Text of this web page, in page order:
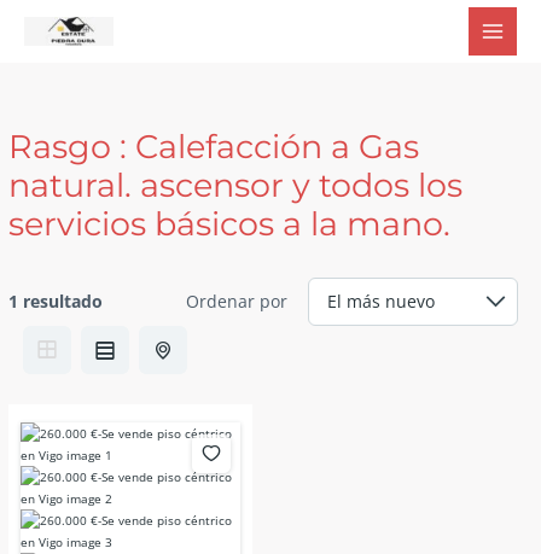
Rasgo : Calefacción a Gas
natural. ascensor y todos los
servicios básicos a la mano.
1 resultado Ordenar por